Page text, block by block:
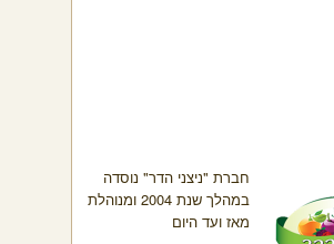
חברת "ניצני הדר" נוסדה
במהלך שנת 2004 ומנוהלת
מאז ועד היום